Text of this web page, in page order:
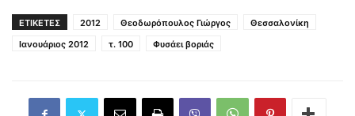
ΕΤΙΚΕΤΕΣ 2012 Θεοδωρόπουλος Γιώργος
Θεσσαλονίκη
Ιανουάριος 2012
τ. 100 Φυσάει βοριάς